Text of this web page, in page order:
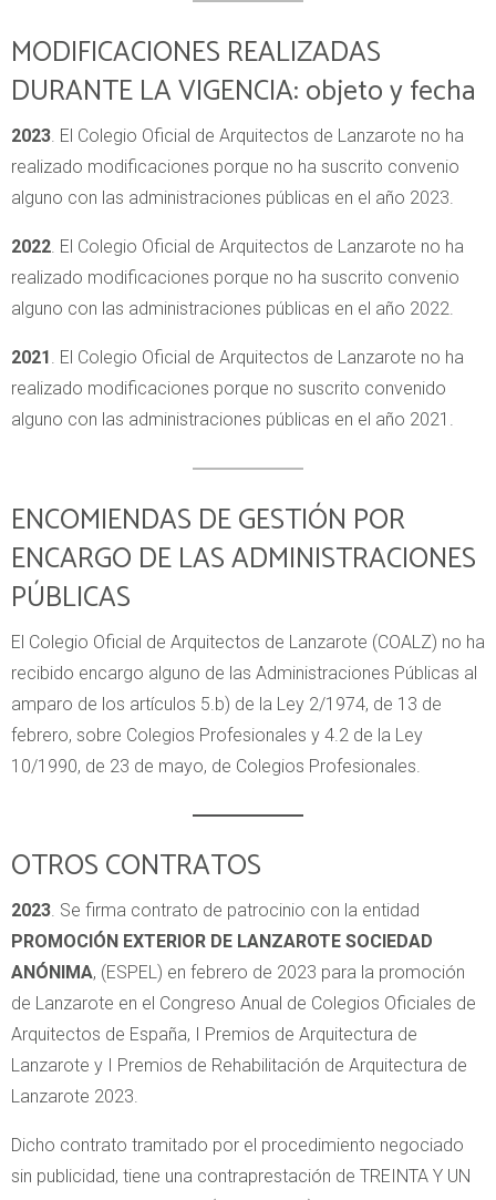
MODIFICACIONES REALIZADAS
DURANTE LA VIGENCIA: objeto y fecha
2023. El Colegio Oficial de Arquitectos de Lanzarote no ha
realizado modificaciones porque no ha suscrito convenio
alguno con las administraciones públicas en el año 2023.
2022. El Colegio Oficial de Arquitectos de Lanzarote no ha
realizado modificaciones porque no ha suscrito convenio
alguno con las administraciones públicas en el año 2022.
2021 . El Colegio Oficial de Arquitectos de Lanzarote no ha
realizado modificaciones porque no suscrito convenido
alguno con las administraciones públicas en el año 2021.
ENCOMIENDAS DE GESTIÓN POR
ENCARGO DE LAS ADMINISTRACIONES
PÚBLICAS
El Colegio Oficial de Arquitectos de Lanzarote (COALZ) no ha
recibido encargo alguno de las Administraciones Públicas al
amparo de los artículos 5.b) de la Ley 2/1974, de 13 de
febrero, sobre Colegios Profesionales y 4.2 de la Ley
10/1990, de 23 de mayo, de Colegios Profesionales.
OTROS CONTRATOS
2023. Se firma contrato de patrocinio con la entidad
PROMOCIÓN EXTERIOR DE LANZAROTE SOCIEDAD
ANÓNIMA, (ESPEL) en febrero de 2023 para la promoción
de Lanzarote en el Congreso Anual de Colegios Oficiales de
Arquitectos de España, I Premios de Arquitectura de
Lanzarote y I Premios de Rehabilitación de Arquitectura de
Lanzarote 2023.
Dicho contrato tramitado por el procedimiento negociado
sin publicidad, tiene una contraprestación de TREINTA Y UN